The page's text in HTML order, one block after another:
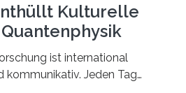
Kulturelle
ist international
kommunikativ. Jeden Tag